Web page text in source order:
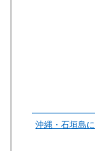
沖縄・石垣島